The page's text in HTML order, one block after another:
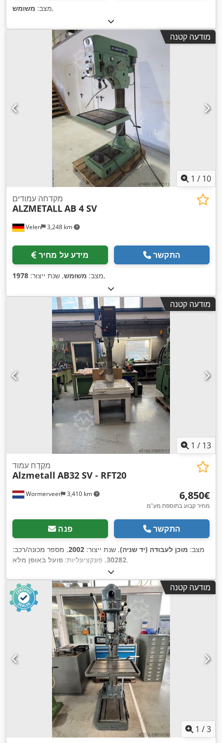
מצב: משומש ,
מודעה קטנה
1 / 10
Velen 3,248 km
מקדחה עמודים
ALZMETALLAB 4 SV
מידע על מחיר התקשר
מצב: משומש, שנת ייצור: 1978 ,
מודעה קטנה
1 / 13
Wormerveer 3,410 km
מקֶדַח עמוד
Alzmetall AB32 SV - RFT20
‏6,850 ‏€
מחיר קבוע בתוספת מע"מ
פנה התקשר
מצב: מוכן לעבודה (יד שניה), שנת ייצור: 2002, מספר מכונה/רכב:
30282, פונקציונליות: פועל באופן מלא ,
מודעה קטנה
1 /3